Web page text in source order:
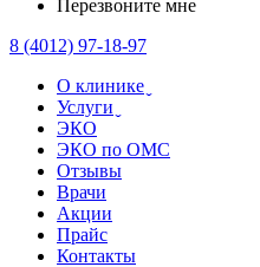
Перезвоните мне
8 (4012) 97-18-97
О клинике ̬
Услуги ̬
ЭКО
ЭКО по ОМС
Отзывы
Врачи
Акции
Прайс
Контакты